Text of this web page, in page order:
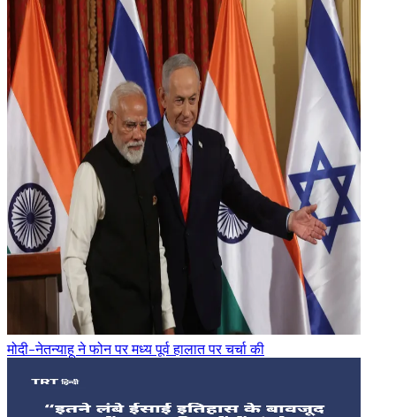
मोदी-नेतन्याहू ने फोन पर मध्य पूर्व हालात पर चर्चा की